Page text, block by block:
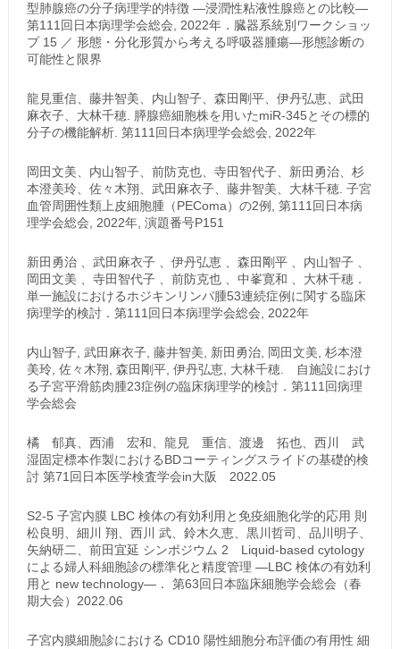
型肺腺癌の分子病理学的特徴 ―浸潤性粘液性腺癌との比較―
第111回日本病理学会総会, 2022年．臓器系統別ワークショッ
プ 15 ／ 形態・分化形質から考える呼吸器腫瘍―形態診断の
可能性と限界
龍見重信、藤井智美、内山智子、森田剛平、伊丹弘恵、武田
麻衣子、大林千穂. 膵腺癌細胞株を用いたmiR-345とその標的
分子の機能解析. 第111回日本病理学会総会, 2022年
岡田文美、内山智子、前防克也、寺田智代子、新田勇治、杉
本澄美玲、佐々木翔、武田麻衣子、藤井智美、大林千穂. 子宮
血管周囲性類上皮細胞腫（PEComa）の2例, 第111回日本病
理学会総会, 2022年, 演題番号P151
新田勇治 、武田麻衣子 、伊丹弘恵 、森田剛平 、内山智子 、
岡田文美 、寺田智代子 、前防克也 、中峯寛和 、大林千穂．
単一施設におけるホジキンリンパ腫53連続症例に関する臨床
病理学的検討．第111回日本病理学会総会, 2022年
内山智子, 武田麻衣子, 藤井智美, 新田勇治, 岡田文美, 杉本澄
美玲, 佐々木翔, 森田剛平, 伊丹弘恵, 大林千穂. 自施設におけ
る子宮平滑筋肉腫23症例の臨床病理学的検討．第111回病理
学会総会
橘 郁真、西浦 宏和、龍見 重信、渡邊 拓也、西川 武
湿固定標本作製におけるBDコーティングスライドの基礎的検
討 第71回日本医学検査学会in大阪 2022.05
S2-5 子宮内膜 LBC 検体の有効利用と免疫細胞化学的応用 則
松良明、細川 翔、西川 武、鈴木久恵、黒川哲司、品川明子、
矢納研二、前田宜延 シンポジウム 2 Liquid-based cytology
による婦人科細胞診の標準化と精度管理 ―LBC 検体の有効利
用と new technology―． 第63回日本臨床細胞学会総会（春
期大会）2022.06
子宮内膜細胞診における CD10 陽性細胞分布評価の有用性 細